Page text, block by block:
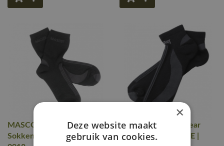
MASCOT® Workwear
Sokken | COMPLETE |
MASCOT® Workwear
Sokken | COMPLETE |
×
Deze website maakt
gebruik van cookies.